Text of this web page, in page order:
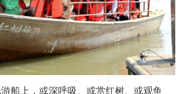
船上，或深呼吸、或赏红树、或观鱼